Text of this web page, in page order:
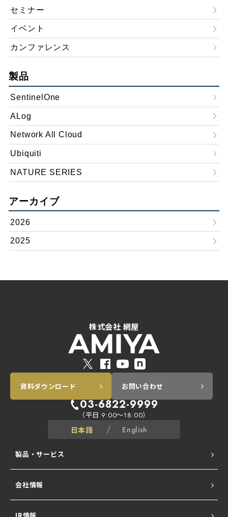
セミナー
イベント
カンファレンス
製品
SentinelOne
ALog
Network All Cloud
Ubiquiti
NATURE SERIES
アーカイブ
2026
2025
株式会社 網屋
資料ダウンロード お問い合わせ
03-6822-9999
（平日 9:00～18:00）
日本語 English
製品・サービス
ALogシリーズ
会社情報